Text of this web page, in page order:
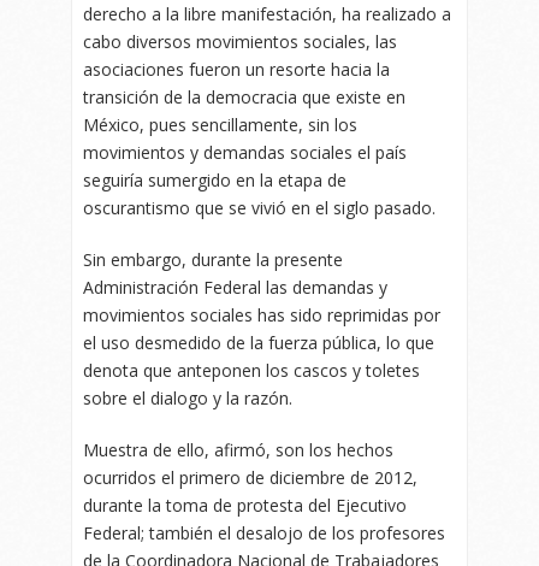
derecho a la libre manifestación, ha realizado a
cabo diversos movimientos sociales, las
asociaciones fueron un resorte hacia la
transición de la democracia que existe en
México, pues sencillamente, sin los
movimientos y demandas sociales el país
seguiría sumergido en la etapa de
oscurantismo que se vivió en el siglo pasado.
Sin embargo, durante la presente
Administración Federal las demandas y
movimientos sociales has sido reprimidas por
el uso desmedido de la fuerza pública, lo que
denota que anteponen los cascos y toletes
sobre el dialogo y la razón.
Muestra de ello, afirmó, son los hechos
ocurridos el primero de diciembre de 2012,
durante la toma de protesta del Ejecutivo
Federal; también el desalojo de los profesores
de la Coordinadora Nacional de Trabajadores